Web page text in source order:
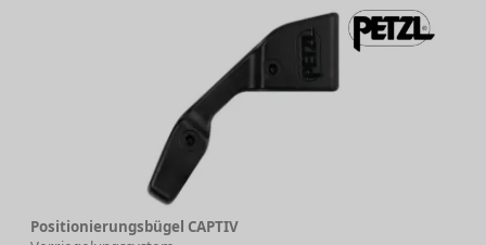
Positionierungsbügel CAPTIV